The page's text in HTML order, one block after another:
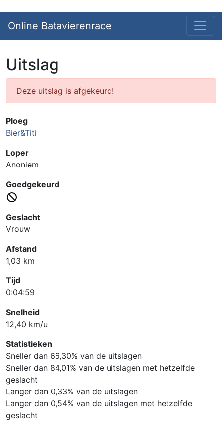
Online Batavierenrace
Uitslag
Deze uitslag is afgekeurd!
Ploeg
Bier&Titi
Loper
Anoniem
Goedgekeurd
Geslacht
Vrouw
Afstand
1,03 km
Tijd
0:04:59
Snelheid
12,40 km/u
Statistieken
Sneller dan 66,30% van de uitslagen
Sneller dan 84,01% van de uitslagen met hetzelfde
geslacht
Langer dan 0,33% van de uitslagen
Langer dan 0,54% van de uitslagen met hetzelfde
geslacht